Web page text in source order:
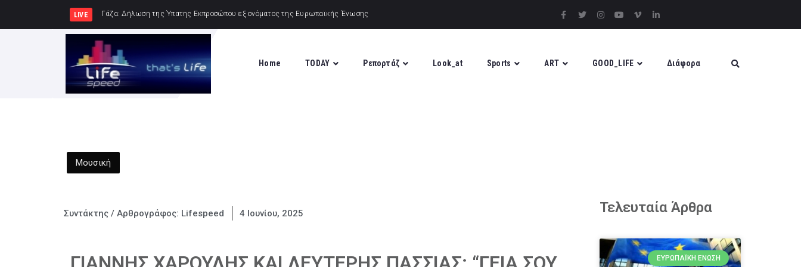
LIVE Δήμος
Home TODAY Ρεπορτάζ Look_at Sports ART GOOD_LIFE Διάφορα
Μουσική
Συντάκτης / Αρθρογράφος: Lifespeed 4 Ιουνίου, 2025 Τελευταία Άρθρα
ΕΥΡΩΠΑΪΚΉ ΈΝΩΣΗ